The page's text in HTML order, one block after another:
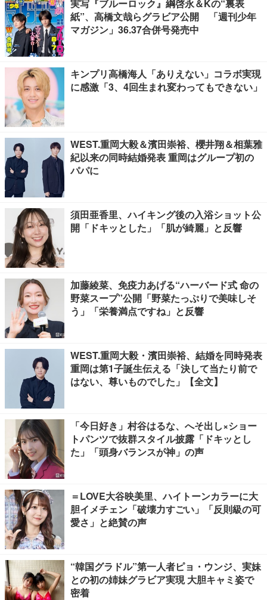
実写『ブルーロック』綱啓永＆Kの“裏表
紙”、高橋文哉らグラビア公開 「週刊少年
マガジン」36.37合併号発売中
キンプリ高橋海人「ありえない」コラボ実現
に感激「3、4回生まれ変わってもできない」
WEST.重岡大毅＆濱田崇裕、櫻井翔＆相葉雅
紀以来の同時結婚発表 重岡はグループ初の
パパに
須田亜香里、ハイキング後の入浴ショット公
開「ドキッとした」「肌が綺麗」と反響
加藤綾菜、免疫力あげる“ハーバード式 命の
野菜スープ”公開「野菜たっぷりで美味しそ
う」「栄養満点ですね」と反響
WEST.重岡大毅・濱田崇裕、結婚を同時発表
重岡は第1子誕生伝える「決して当たり前で
はない、尊いものでした」【全文】
「今日好き」村谷はるな、へそ出し×ショー
トパンツで抜群スタイル披露「ドキッとし
た」「頭身バランスが神」の声
＝LOVE大谷映美里、ハイトーンカラーに大
胆イメチェン「破壊力すごい」「反則級の可
愛さ」と絶賛の声
“韓国グラドル”第一人者ピョ・ウンジ、実妹
との初の姉妹グラビア実現 大胆キャミ姿で
密着